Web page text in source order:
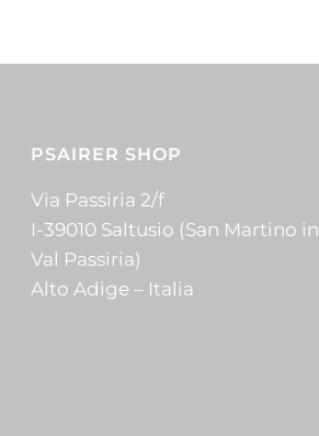
PSAIRER SHOP
Via Passiria 2/f
I-39010 Saltusio (San Martino in
Val Passiria)
Alto Adige – Italia